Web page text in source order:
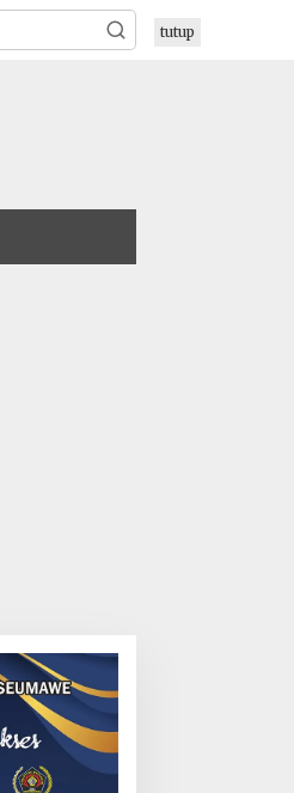
tutup